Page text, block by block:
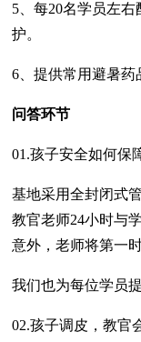
5、每20名学员左
护。
6、提供常用避暑药
问答环节
01.孩子安全如何保
基地采用全封闭式
教官老师24小时与
意外，老师将第一
我们也为每位学员
02.孩子调皮，教官